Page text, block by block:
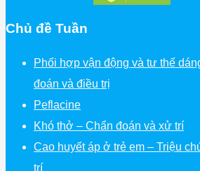
Chủ đề Tuần
Phối hợp vận động và tư thế
đoán và điều trị
Peflacine
Khó thở – Chẩn đoán và xử trí
Cao huyết áp ở trẻ em – Triệu
trí